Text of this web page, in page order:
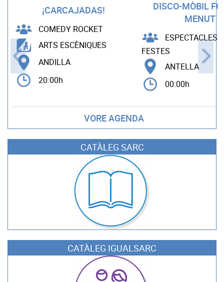
¡CARCAJADAS!
COMEDY ROCKET
ARTS ESCÈNIQUES
ANDILLA
20:00h
DISCO-MÒBIL
MENUT
ESPECTACLES
FESTES
ANTELLA
00:00h
VORE AGENDA
CATÀLEG SARC
CATÀLEG IGUALSARC